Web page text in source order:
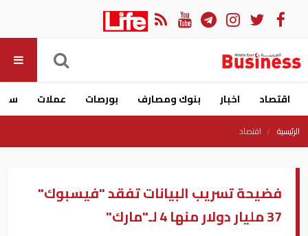
اقتصاد اخبار بنوك ومصارف بورصات عملات
الرئيسية اقتصاد
فضيحة تسريب البيانات تفقد "فيسبوك"
37 مليار دولار منها 4 لـ"مارك"